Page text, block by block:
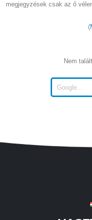
megjegyzések csak az ő
(
Nem